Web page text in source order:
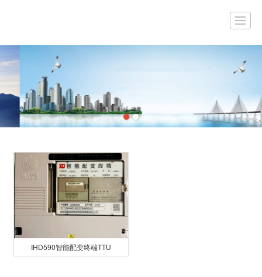
首页 公司简介 联系我们留
IHD590智能配变终端TTU